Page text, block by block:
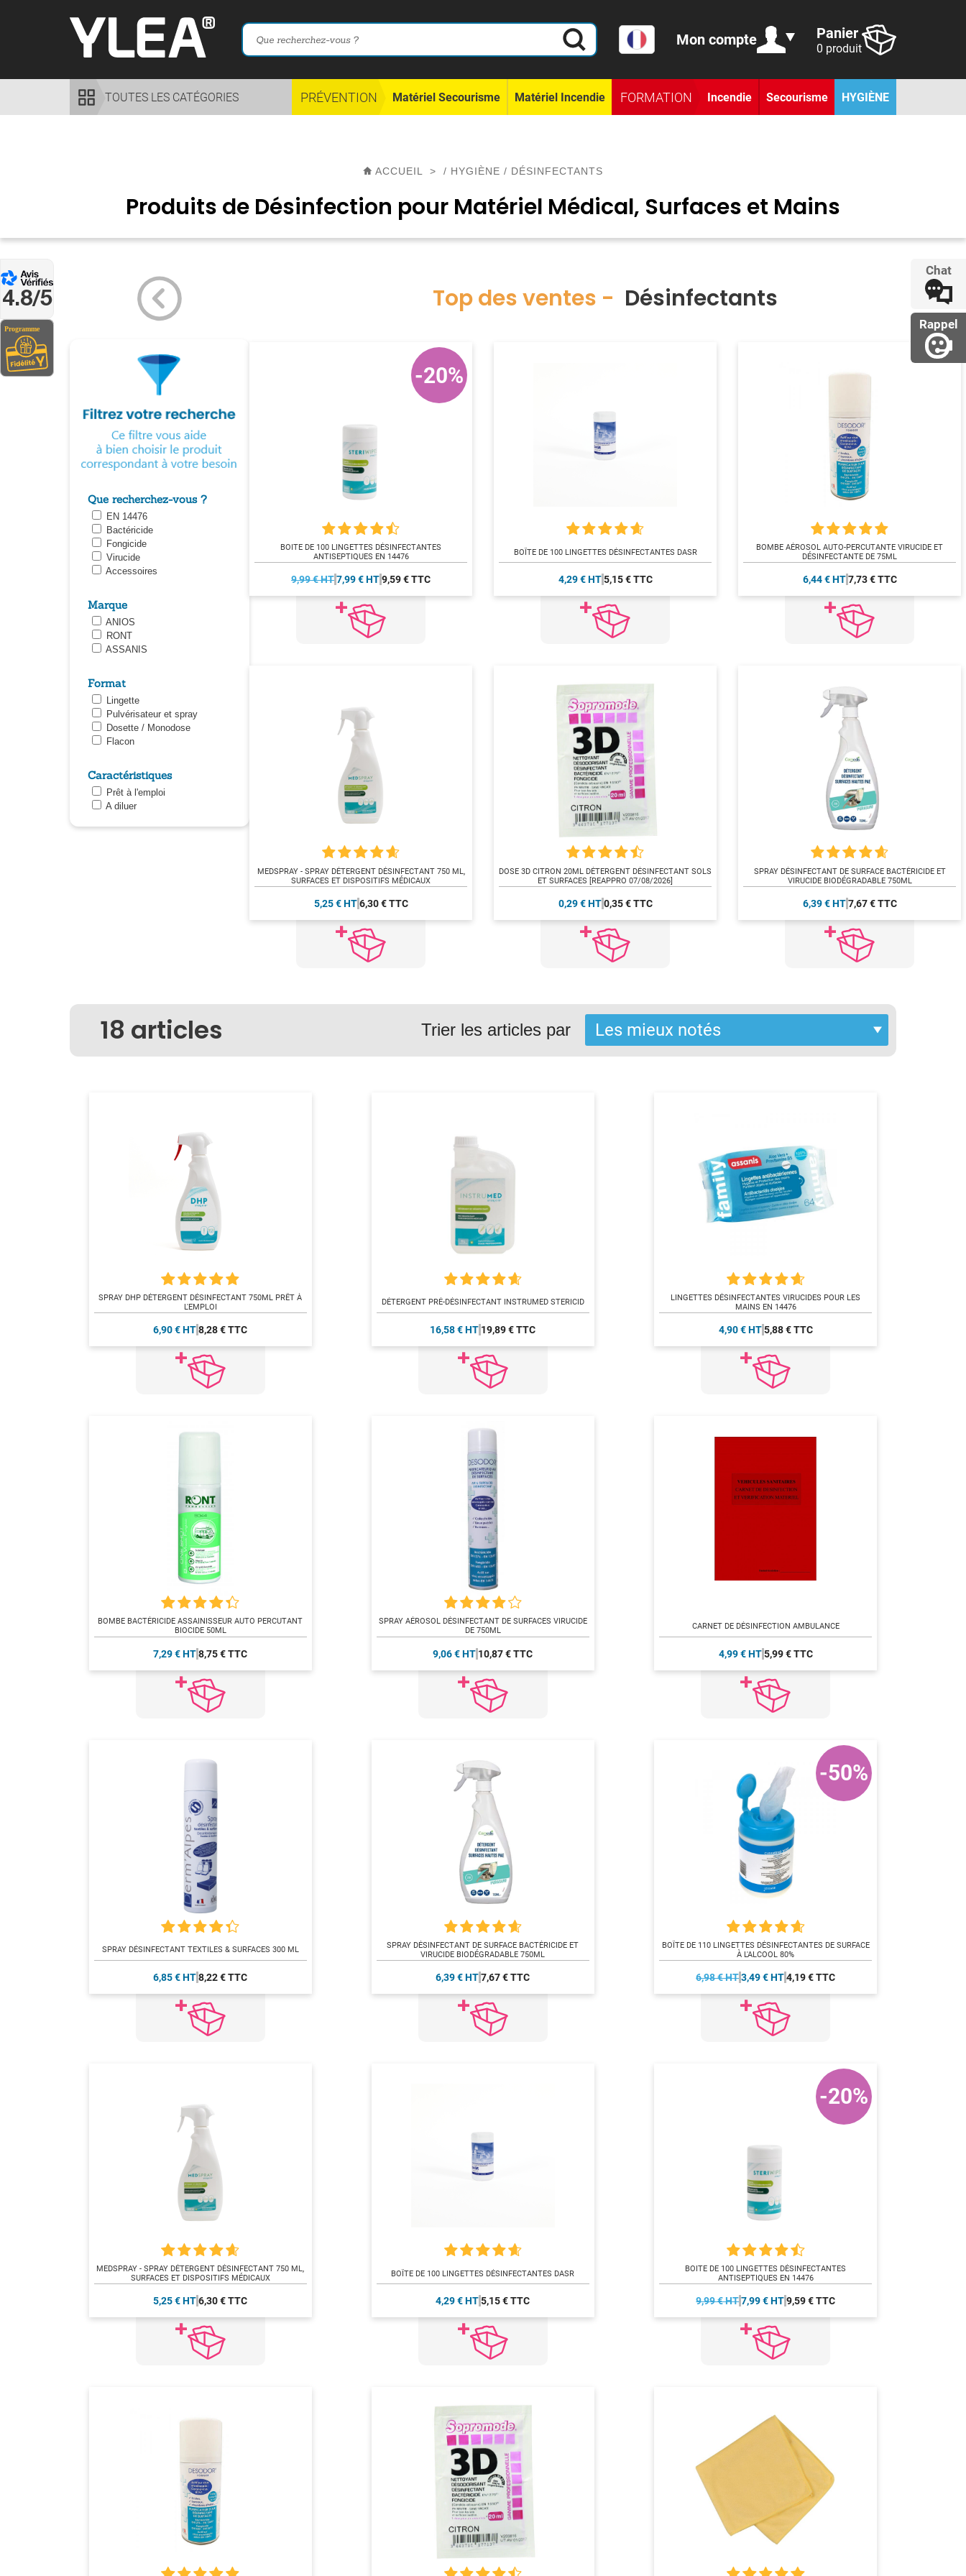
Chat
Rappel
4.8/5
Mon compte Panier
0 produit
TOUTES LES CATÉGORIES PRÉVENTION Matériel Secourisme Matériel Incendie FORMATION Incendie Secourisme HYGIÈNE
ACCUEIL > / HYGIÈNE / DÉSINFECTANTS
Produits de Désinfection pour Matériel Médical, Surfaces et Mains
Que recherchez-vous ?
EN 14476
Bactéricide
Fongicide
Virucide
Accessoires
Marque
ANIOS
RONT
ASSANIS
Format
Lingette
Pulvérisateur et spray
Dosette / Monodose
Flacon
Caractéristiques
Prêt à l'emploi
A diluer
Top des ventes - Désinfectants
BOITE DE 100 LINGETTES DÉSINFECTANTES
ANTISEPTIQUES EN 14476
9,99 € HT7,99 € HT9,59 € TTC
-20%
BOÎTE DE 100 LINGETTES DÉSINFECTANTES DASR
4,29 € HT 5,15 € TTC
BOMBE AÉROSOL AUTO-PERCUTANTE VIRUCIDE ET
DÉSINFECTANTE DE 75ML
6,44 € HT 7,73 € TTC
MEDSPRAY - SPRAY DÉTERGENT DÉSINFECTANT 750 ML,
SURFACES ET DISPOSITIFS MÉDICAUX
5,25 € HT 6,30 € TTC
DOSE 3D CITRON 20ML DÉTERGENT DÉSINFECTANT SOLS
ET SURFACES [REAPPRO 07/08/2026]
0,29 € HT 0,35 € TTC
SPRAY DÉSINFECTANT DE SURFACE BACTÉRICIDE ET
VIRUCIDE BIODÉGRADABLE 750ML
6,39 € HT 7,67 € TTC
18 articles Trier les articles par
SPRAY DHP DÉTERGENT DÉSINFECTANT 750ML PRÊT À
L'EMPLOI
6,90 € HT8,28 € TTC
DÉTERGENT PRÉ-DÉSINFECTANT INSTRUMED STERICID
16,58 € HT 19,89 € TTC
LINGETTES DÉSINFECTANTES VIRUCIDES POUR LES
MAINS EN 14476
4,90 € HT5,88 € TTC
BOMBE BACTÉRICIDE ASSAINISSEUR AUTO PERCUTANT
BIOCIDE 50ML
7,29 € HT8,75 € TTC
SPRAY AÉROSOL DÉSINFECTANT DE SURFACES VIRUCIDE
DE 750ML
9,06 € HT 10,87 € TTC
CARNET DE DÉSINFECTION AMBULANCE
4,99 € HT5,99 € TTC
SPRAY DÉSINFECTANT TEXTILES & SURFACES 300 ML
6,85 € HT8,22 € TTC
SPRAY DÉSINFECTANT DE SURFACE BACTÉRICIDE ET
VIRUCIDE BIODÉGRADABLE 750ML
6,39 € HT 7,67 € TTC
BOÎTE DE 110 LINGETTES DÉSINFECTANTES DE SURFACE
À L'ALCOOL 80%
6,98 € HT 3,49 € HT 4,19 € TTC
-50%
MEDSPRAY - SPRAY DÉTERGENT DÉSINFECTANT 750 ML,
SURFACES ET DISPOSITIFS MÉDICAUX
5,25 € HT6,30 € TTC
BOÎTE DE 100 LINGETTES DÉSINFECTANTES DASR
4,29 € HT 5,15 € TTC
BOITE DE 100 LINGETTES DÉSINFECTANTES
ANTISEPTIQUES EN 14476
9,99 € HT 7,99 € HT 9,59 € TTC
-20%